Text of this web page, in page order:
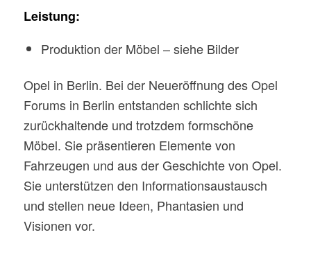
Leistung:
Produktion der Möbel – siehe Bilder
Opel in Berlin. Bei der Neueröffnung des Opel
Forums in Berlin entstanden schlichte sich
zurückhaltende und trotzdem formschöne
Möbel. Sie präsentieren Elemente von
Fahrzeugen und aus der Geschichte von Opel.
Sie unterstützen den Informationsaustausch
und stellen neue Ideen, Phantasien und
Visionen vor.